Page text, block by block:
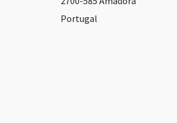
Portugal